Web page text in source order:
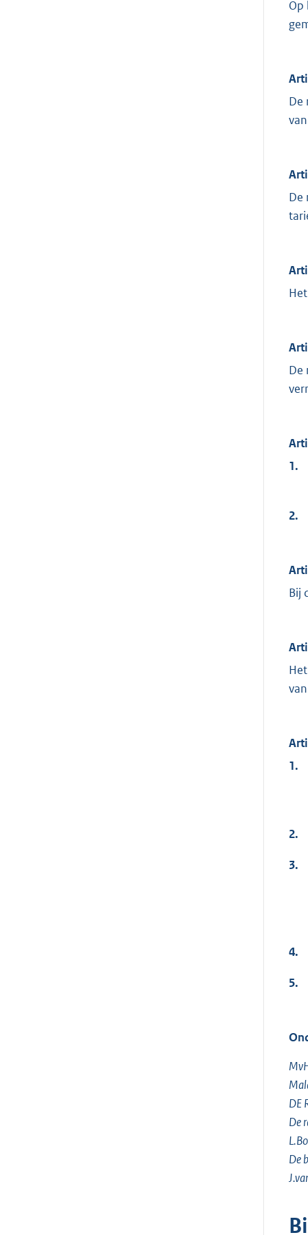
Op
De
De
De
1.
2.
Bij
1.
2.
3.
4.
5.
DE
De
De